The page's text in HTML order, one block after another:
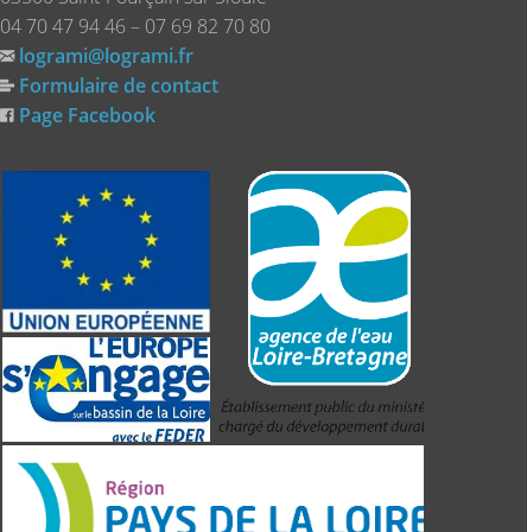
04 70 47 94 46 – 07 69 82 70 80
logrami@logrami.fr
Formulaire de contact
Page Facebook